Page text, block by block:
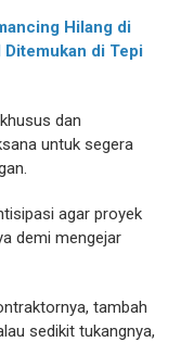
Hilang di
di Tepi
dan
untuk segera
agar proyek
demi mengejar
tambah
sedikit tukangnya,